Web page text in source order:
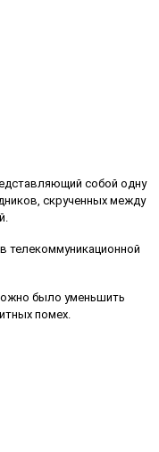
собой одну
скрученных между
телекоммуникационной
было уменьшить
помех.